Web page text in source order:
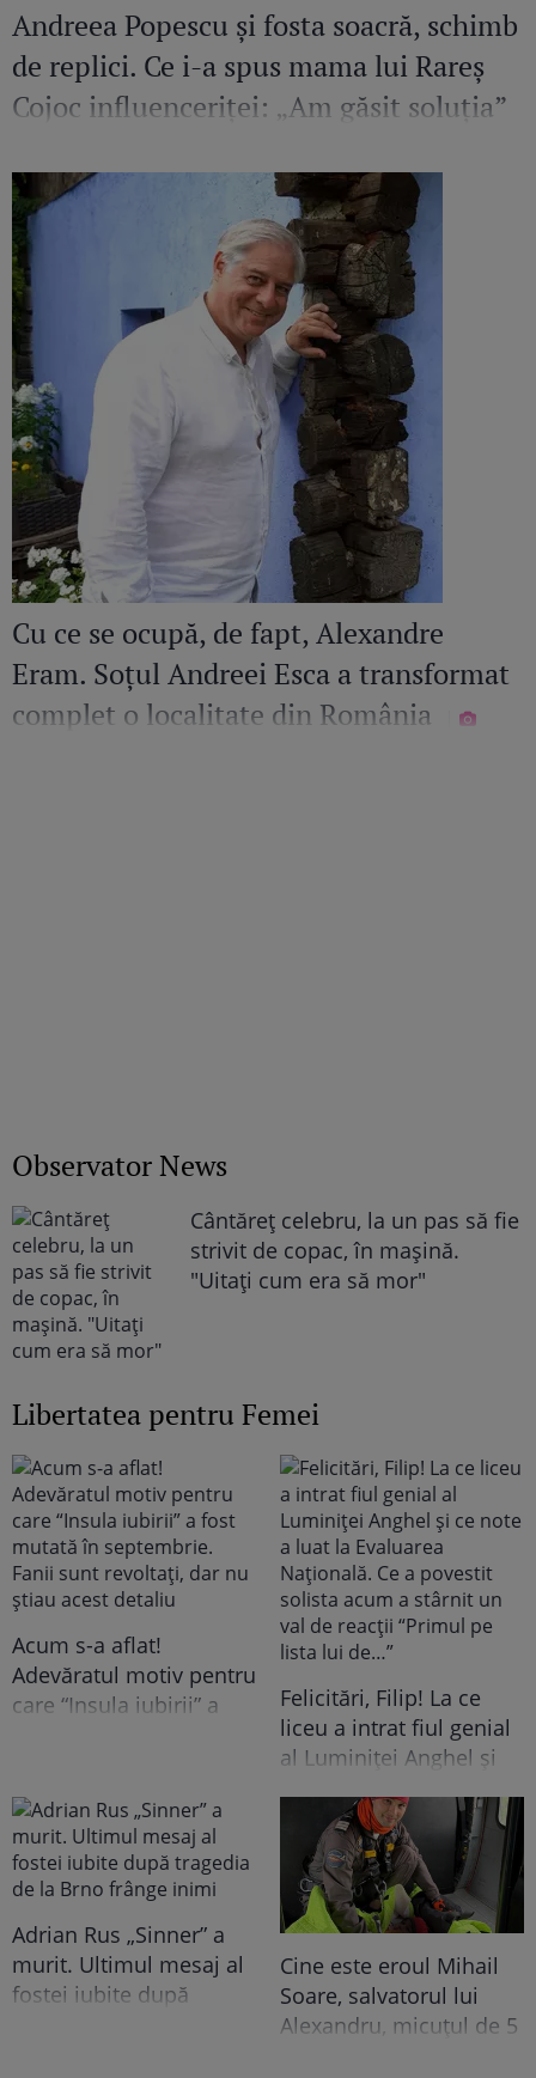
Andreea Popescu și fosta soacră, schimb
de replici. Ce i-a spus mama lui Rareș
Cojoc influenceriței: „Am găsit soluția”
Cu ce se ocupă, de fapt, Alexandre
Eram. Soțul Andreei Esca a transformat
complet o localitate din România
Observator News
Cântăreţ celebru, la un pas să fie
strivit de copac, în maşină.
"Uitaţi cum era să mor"
Libertatea pentru Femei
Acum s-a aflat!
Adevăratul motiv pentru
care “Insula iubirii” a
revoltați, dar nu știau
acest detaliu
Felicitări, Filip! La ce
liceu a intrat fiul genial
al Luminiței Anghel și
Evaluarea Națională. Ce
a povestit solista acum
a stârnit un val de
reacții “Primul pe lista
lui de…”
Adrian Rus „Sinner” a
murit. Ultimul mesaj al
fostei iubite după
Cine este eroul Mihail
Soare, salvatorul lui
Alexandru, micuțul de 5